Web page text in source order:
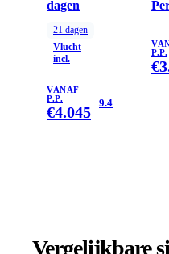
dagen
21 dagen
Vlucht
incl.
VANAF
P.P.
€4.045 9.4
P.P.
€
Vergelijkbare